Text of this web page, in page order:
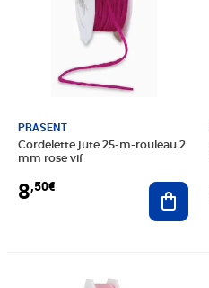
PRASENT
Cordelette jute 25-m-rouleau 2
mm rose vif
8,50€